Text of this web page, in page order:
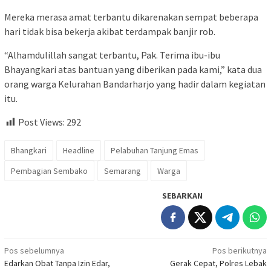
Mereka merasa amat terbantu dikarenakan sempat beberapa
hari tidak bisa bekerja akibat terdampak banjir rob.
“Alhamdulillah sangat terbantu, Pak. Terima ibu-ibu
Bhayangkari atas bantuan yang diberikan pada kami,” kata dua
orang warga Kelurahan Bandarharjo yang hadir dalam kegiatan
itu.
Post Views: 292
Bhangkari Headline
Pelabuhan Tanjung Emas
Pembagian Sembako
Semarang Warga
SEBARKAN
Navigasi
Pos sebelumnya
Edarkan Obat Tanpa Izin Edar,
Pos berikutnya
Gerak Cepat, Polres Lebak